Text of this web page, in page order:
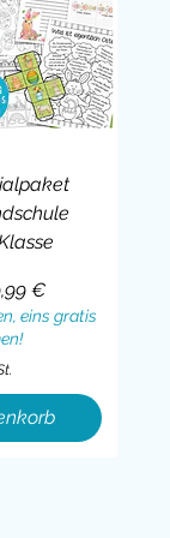
Preis
€
eins gratis